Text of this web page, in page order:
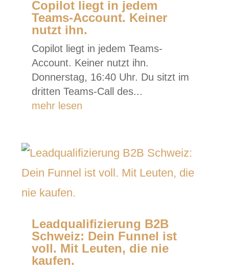
Copilot liegt in jedem
Teams-Account. Keiner
nutzt ihn.
Copilot liegt in jedem Teams-
Account. Keiner nutzt ihn.
Donnerstag, 16:40 Uhr. Du sitzt im
dritten Teams-Call des...
mehr lesen
Leadqualifizierung B2B
Schweiz: Dein Funnel ist
voll. Mit Leuten, die nie
kaufen.